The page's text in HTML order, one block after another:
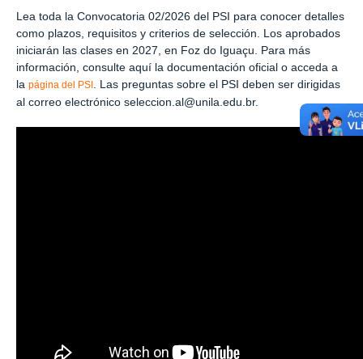
Lea toda la Convocatoria 02/2026 del PSI para conocer detalles
como plazos, requisitos y criterios de selección. Los aprobados
iniciarán las clases en 2027, en Foz do Iguaçu. Para más
información, consulte aquí la documentación oficial o acceda a
la página del PSI . Las preguntas sobre el PSI deben ser dirigidas
al correo electrónico seleccion.al@unila.edu.br.